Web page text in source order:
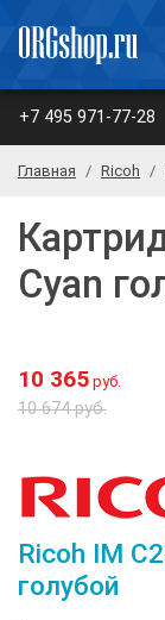
+7 495 971-77-28
Главная Ricoh
Cyan
10 365 руб.
10 674 руб.
Ricoh IM
голубой